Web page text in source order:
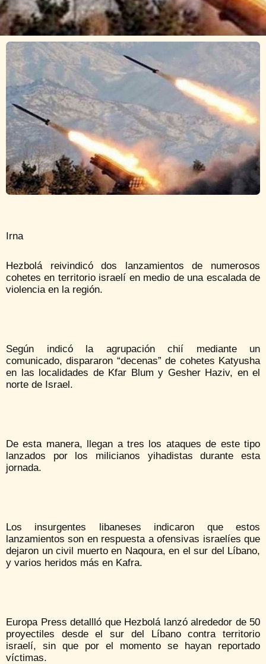
Irna
Hezbolá reivindicó dos lanzamientos de numerosos
cohetes en territorio israelí en medio de una escalada de
violencia en la región.
Según indicó la agrupación chií mediante un
comunicado, dispararon “decenas” de cohetes Katyusha
en las localidades de Kfar Blum y Gesher Haziv, en el
norte de Israel.
De esta manera, llegan a tres los ataques de este tipo
lanzados por los milicianos yihadistas durante esta
jornada.
Los insurgentes libaneses indicaron que estos
lanzamientos son en respuesta a ofensivas israelíes que
dejaron un civil muerto en Naqoura, en el sur del Líbano,
y varios heridos más en Kafra.
Europa Press detallló que Hezbolá lanzó alrededor de 50
proyectiles desde el sur del Líbano contra territorio
israelí, sin que por el momento se hayan reportado
víctimas.